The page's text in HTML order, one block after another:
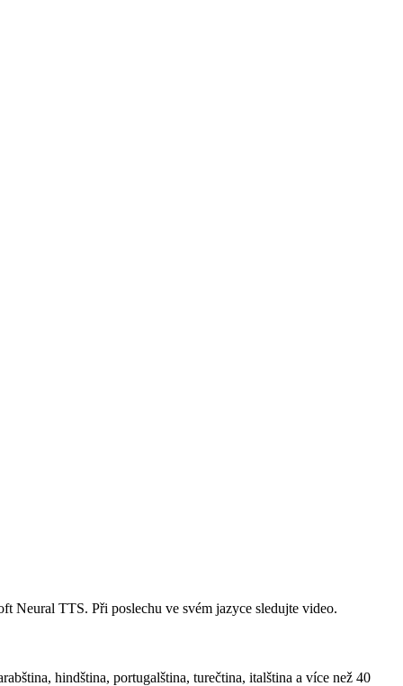
Neural TTS. Při poslechu ve svém jazyce sledujte video.
hindština, portugalština, turečtina, italština a více než 40